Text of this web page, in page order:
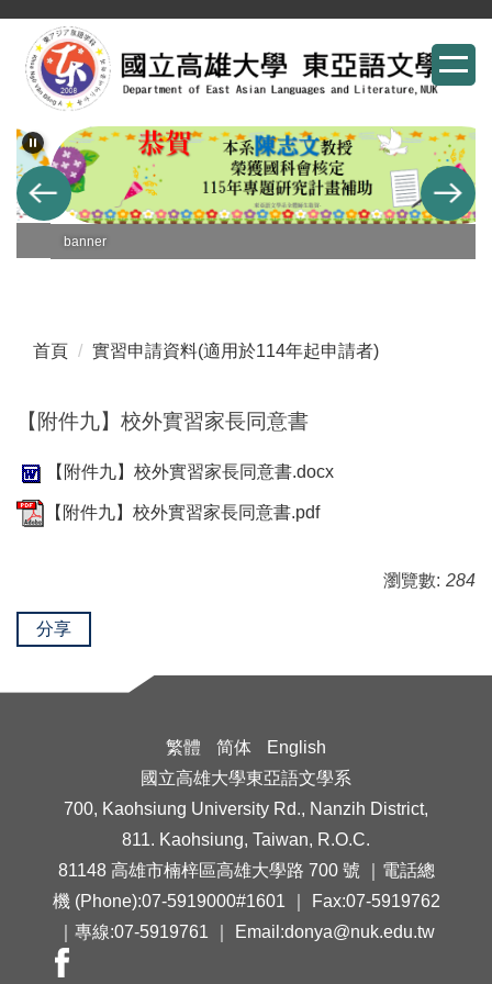
到
內
容
區
banner
首頁 實習申請資料(適用於114年起申請者)
【附件九】校外實習家長同意書
【附件九】校外實習家長同意書.docx
【附件九】校外實習家長同意書.pdf
瀏覽數: 284
分享
繁體 简体
English
國立高雄大學東亞語文學系
700, Kaohsiung University Rd., Nanzih District,
811. Kaohsiung, Taiwan, R.O.C.
81148 高雄市楠梓區高雄大學路 700 號 ｜電話總
機 (Phone):07-5919000#1601 ｜ Fax:07-5919762
｜專線:07-5919761 ｜ Email:donya@nuk.edu.tw